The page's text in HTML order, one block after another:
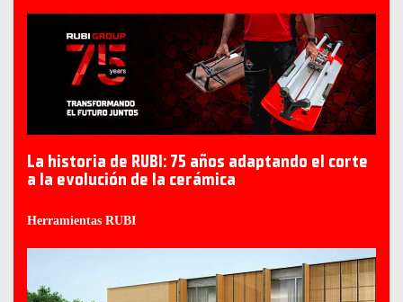
La historia de RUBI: 75 años adaptando el corte
a la evolución de la cerámica
Herramientas RUBI